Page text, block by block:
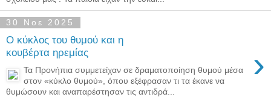
30 Νοε 2025
Ο κύκλος του θυμού και η
κουβέρτα ηρεμίας
›
Τα Προνήπια συμμετείχαν σε δραματοποίηση θυμού μέσα
στον «κύκλο θυμού», όπου εξέφρασαν τι τα έκανε να
θυμώσουν και αναπαρέστησαν τις αντιδρά...